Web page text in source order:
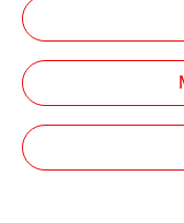
Les sites
device. If you click
required for the site
more information,
Policy" page.